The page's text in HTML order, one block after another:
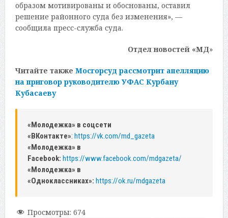
образом мотивированы и обоснованы, оставил
решение районного суда без изменения», —
сообщила пресс-служба суда.
Отдел новостей «МД»
Читайте также Мосгорсуд рассмотрит апелляцию
на приговор руководителю УФАС Курбану
Кубасаеву
«Молодежка» в соцсети
«ВКонтакте»: https://vk.com/md_gazeta
«Молодежка» в
Facebook: https://www.facebook.com/mdgazeta/
«Молодежка» в
«Одноклассниках»: https://ok.ru/mdgazeta
Просмотры: 674